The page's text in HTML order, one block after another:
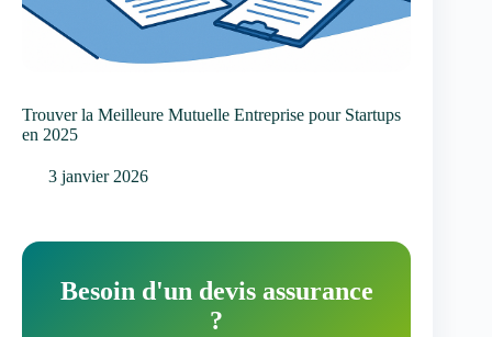
Trouver la Meilleure Mutuelle Entreprise pour Startups
en 2025
3 janvier 2026
Besoin d'un devis assurance
?